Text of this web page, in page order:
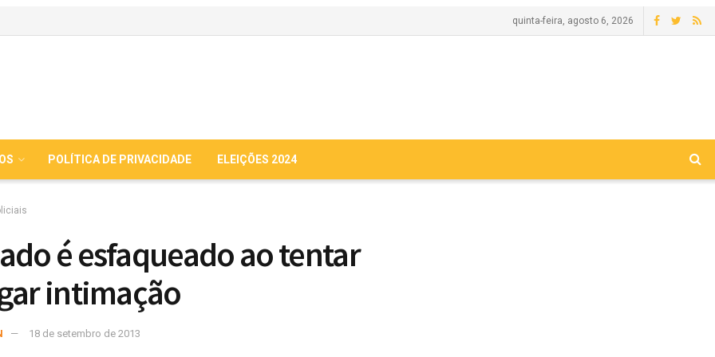
quinta-feira, agosto 6, 2026
POLÍTICA DE PRIVACIDADE ELEIÇÕES 2024
é esfaqueado ao tentar
intimação
18 de setembro de 2013